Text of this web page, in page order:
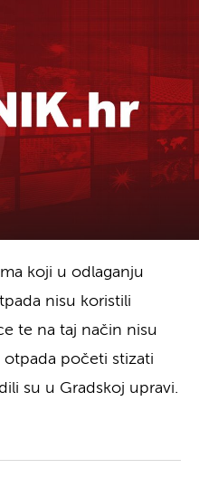
koji u odlaganju
nisu koristili
te na taj način nisu
početi stizati
su u Gradskoj upravi.